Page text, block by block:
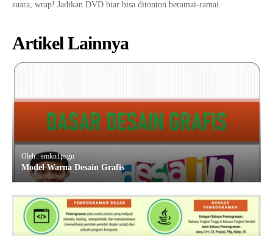
suara, wrap! Jadikan DVD biar bisa ditonton beramai-ramai.
Artikel Lainnya
Oleh : smkn1psgn
Model Warna Desain Grafis